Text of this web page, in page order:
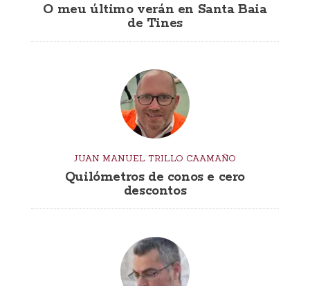
O meu último verán en Santa Baia
de Tines
JUAN MANUEL TRILLO CAAMAÑO
Quilómetros de conos e cero
descontos